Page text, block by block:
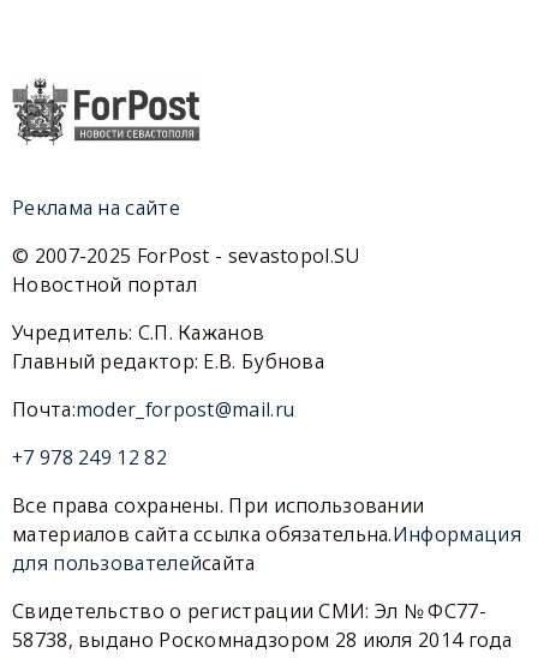
Реклама на сайте
© 2007-2025 ForPost - sevastopol.SU
Новостной портал
Учредитель: С.П. Кажанов
Главный редактор: Е.В. Бубнова
Почта:moder_forpost@mail.ru
+7 978 249 12 82
Все права сохранены. При использовании
материалов сайта ссылка обязательна.Информация
для пользователейсайта
Свидетельство о регистрации СМИ: Эл № ФС77-
58738, выдано Роскомнадзором 28 июля 2014 года